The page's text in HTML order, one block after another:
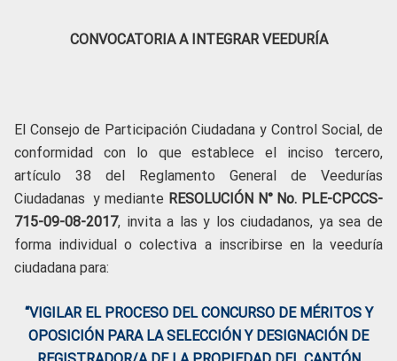
CONVOCATORIA A INTEGRAR VEEDURÍA
El Consejo de Participación Ciudadana y Control Social, de
conformidad con lo que establece el inciso tercero,
artículo 38 del Reglamento General de Veedurías
Ciudadanas y mediante RESOLUCIÓN N° No. PLE-CPCCS-
715-09-08-2017, invita a las y los ciudadanos, ya sea de
forma individual o colectiva a inscribirse en la veeduría
ciudadana para:
“VIGILAR EL PROCESO DEL CONCURSO DE MÉRITOS Y
OPOSICIÓN PARA LA SELECCIÓN Y DESIGNACIÓN DE